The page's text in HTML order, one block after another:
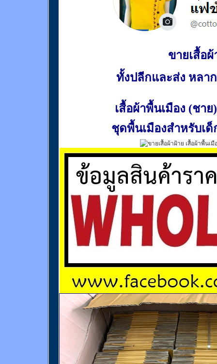
ขายเสื้อผ้
ทั้งปลีกและส่ง หลา
เสื้อผ้าพื้นเมือง (ชาย)
ชุดพื้นเมืองสำหรับเด็